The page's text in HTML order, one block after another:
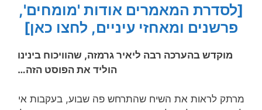
[לסדרת המאמרים אודות 'מומחים',
פרשנים ומאחזי עיניים, לחצו כאן]
מוקדש בהערכה רבה ליאיר גרמזה, שהוויכוח בינינו
הוליד את הפוסט הזה…
מרתק לראות את השיח שהתרחש פה שבוע, בעקבות אי